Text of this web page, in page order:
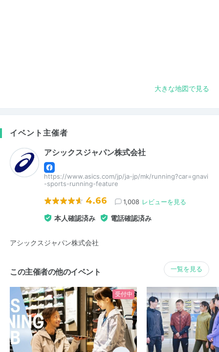
大きな地図で見る
イベント主催者
アシックスジャパン株式会社
https://www.asics.com/jp/ja-jp/mk/running?car=gnavi
-sports-running-feature
4.66 1,008 レビューを見る
本人確認済み 電話確認済み
アシックスジャパン株式会社
この主催者の他のイベント 一覧を見る
受付中